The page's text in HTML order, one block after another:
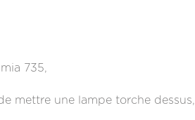
735,
mettre une lampe torche dessus,